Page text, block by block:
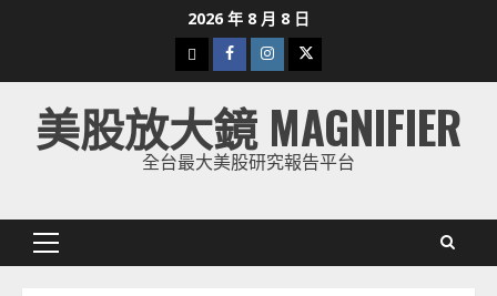
2026 年 8 月 8 日
下
載
美
股
Facebook
Instagram
Twitter
美股放大鏡 MAGNIFIER
全台最大美股研究報告平台
Primary